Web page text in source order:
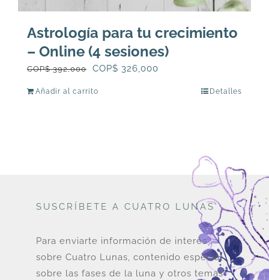
Astrología para tu crecimiento
– Online (4 sesiones)
COP$392,000
El
COP$ 326,000
Añadir al carrito Detalles
SUSCRÍBETE A CUATRO LUNAS
Para enviarte información de interés
sobre Cuatro Lunas, contenido especial
sobre las fases de la luna y otros temas